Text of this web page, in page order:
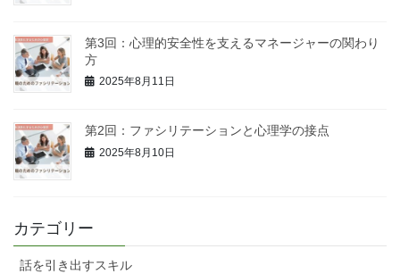
第3回：心理的安全性を支えるマネージャーの関わり
方
2025年8月11日
第2回：ファシリテーションと心理学の接点
2025年8月10日
カテゴリー
話を引き出すスキル